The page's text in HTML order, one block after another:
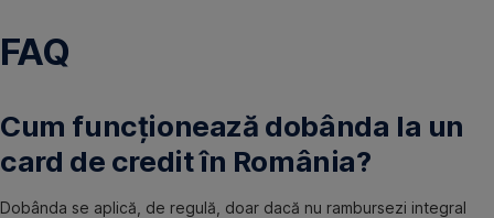
FAQ
Cum funcționează dobânda la un
card de credit în România?
Dobânda se aplică, de regulă, doar dacă nu rambursezi integral